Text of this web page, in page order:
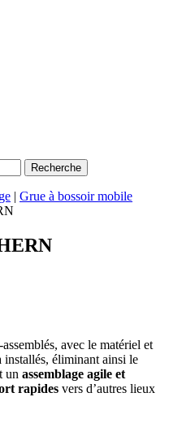
| Grue à bossoir mobile
avec le matériel et
installés, éliminant ainsi le
un assemblage agile et
rapides vers d’autres lieux